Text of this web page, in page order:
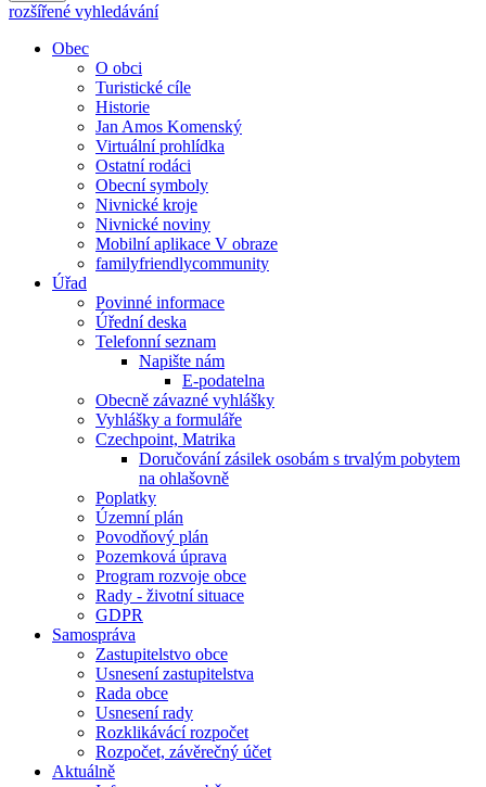
rozšířené vyhledávání
Obec
O obci
Turistické cíle
Historie
Jan Amos Komenský
Virtuální prohlídka
Ostatní rodáci
Obecní symboly
Nivnické kroje
Nivnické noviny
Mobilní aplikace V obraze
familyfriendlycommunity
Úřad
Povinné informace
Úřední deska
Telefonní seznam
Napište nám
E-podatelna
Obecně závazné vyhlášky
Vyhlášky a formuláře
Czechpoint, Matrika
Doručování zásilek osobám s trvalým pobytem
na ohlašovně
Poplatky
Územní plán
Povodňový plán
Pozemková úprava
Program rozvoje obce
Rady - životní situace
GDPR
Samospráva
Zastupitelstvo obce
Usnesení zastupitelstva
Rada obce
Usnesení rady
Rozklikávácí rozpočet
Rozpočet, závěrečný účet
Aktuálně